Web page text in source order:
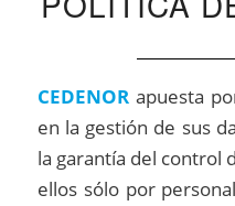
CEDENORapuesta
en la gestión de sus
la garantía del control
ellos sólo por